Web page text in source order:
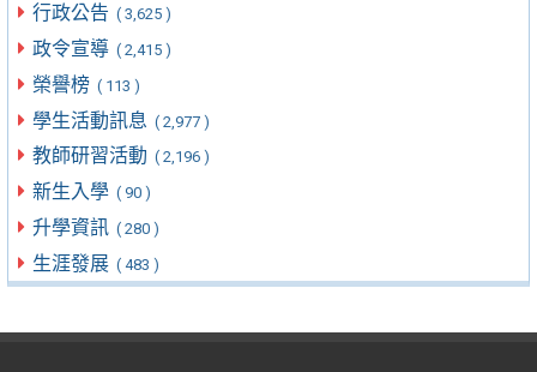
行政公告 ( 3,625 )
政令宣導 ( 2,415 )
榮譽榜 ( 113 )
學生活動訊息 ( 2,977 )
教師研習活動 ( 2,196 )
新生入學 ( 90 )
升學資訊 ( 280 )
生涯發展 ( 483 )